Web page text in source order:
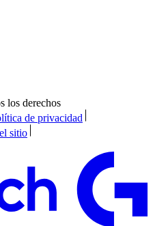
los derechos
de privacidad
sitio